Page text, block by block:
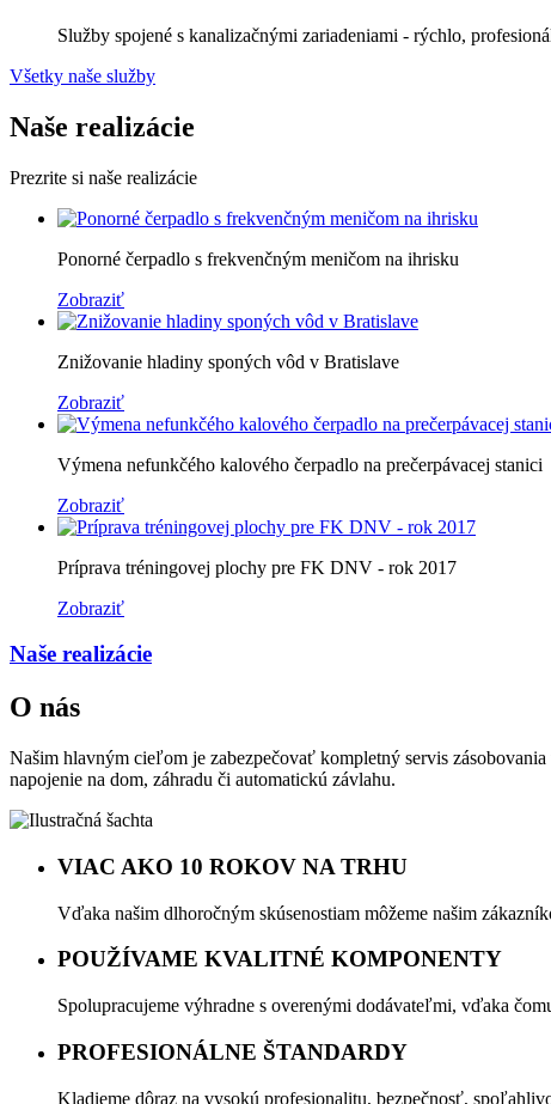
Služby spojené s kanalizačnými zariadeniami - rýchlo,
Všetky naše služby
Naše realizácie
Prezrite si naše realizácie
Ponorné čerpadlo s frekvenčným meničom na ihrisku
Zobraziť
Znižovanie hladiny sponých vôd v Bratislave
Zobraziť
Výmena nefunkčého kalového čerpadlo na prečerpávacej stanici
Zobraziť
Príprava tréningovej plochy pre FK DNV - rok 2017
Zobraziť
Naše realizácie
O nás
Našim hlavným cieľom je zabezpečovať kompletný servis
napojenie na dom, záhradu či automatickú závlahu.
VIAC AKO 10 ROKOV NA TRHU
Vďaka našim dlhoročným skúsenostiam môžeme našim
POUŽÍVAME KVALITNÉ KOMPONENTY
Spolupracujeme výhradne s overenými dodávateľmi, vďaka
PROFESIONÁLNE ŠTANDARDY
Kladieme dôraz na vysokú profesionalitu, bezpečnosť,